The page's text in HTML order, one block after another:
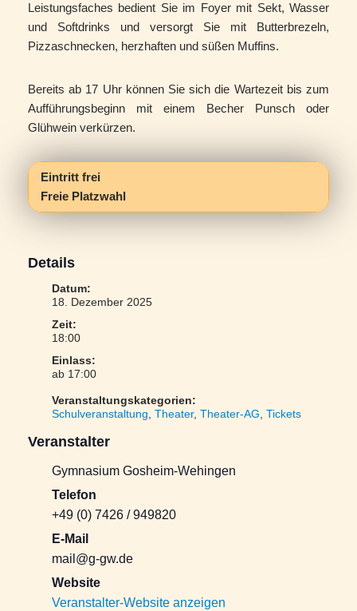
Leistungsfaches bedient Sie im Foyer mit Sekt, Wasser
und Softdrinks und versorgt Sie mit Butterbrezeln,
Pizzaschnecken, herzhaften und süßen Muffins.
Bereits ab 17 Uhr können Sie sich die Wartezeit bis zum
Aufführungsbeginn mit einem Becher Punsch oder
Glühwein verkürzen.
Eintritt frei
Freie Platzwahl
Details
Datum:
18. Dezember 2025
Zeit:
18:00
Einlass:
ab 17:00
Veranstaltungskategorien:
Schulveranstaltung Theater, Theater-AG Tickets
Veranstalter
Gymnasium Gosheim-Wehingen
Telefon
+49 (0) 7426 / 949820
E-Mail
mail@g-gw.de
Website
Veranstalter-Website anzeigen